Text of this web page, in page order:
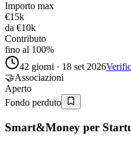
Importo max
€15k
da €10k
Contributo
fino al 100%
42 giorni · 18 set 2026
🤝Associazioni
Aperto
Fondo perduto
Smart&Money per